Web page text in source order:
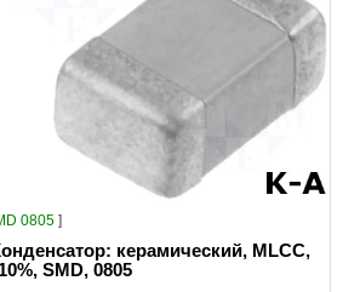
0805 ]
керамический, MLCC,
SMD, 0805